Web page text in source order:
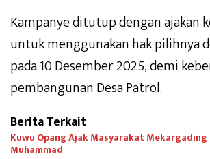
Kampanye ditutup dengan ajakan
untuk menggunakan hak pilihnya
pada 10 Desember 2025, demi
pembangunan Desa Patrol.
Berita Terkait
Kuwu Opang Ajak Masyarakat Mekargading
Muhammad